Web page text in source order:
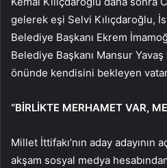
gelerek eşi Selvi Kılıçdaroğlu,
Belediye Başkanı Ekrem
Belediye Başkanı Mansur
önünde kendisini bekleyen
“BİRLİKTE MERHAMET VAR,
Millet İttifakı’nın aday adayının
akşam sosyal medya